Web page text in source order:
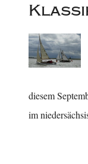
diesem
im